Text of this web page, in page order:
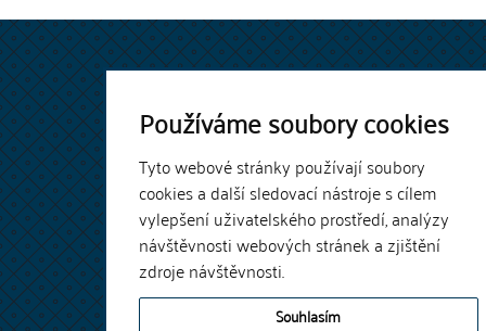
Používáme soubory cookies
Tyto webové stránky používají soubory
cookies a další sledovací nástroje s cílem
vylepšení uživatelského prostředí, analýzy
návštěvnosti webových stránek a zjištění
zdroje návštěvnosti.
Souhlasím